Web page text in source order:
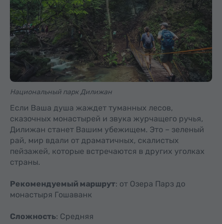
Национальный парк Дилижан
Если Ваша душа жаждет туманных лесов,
сказочных монастырей и звука журчащего ручья,
Дилижан станет Вашим убежищем. Это – зеленый
рай, мир вдали от драматичных, скалистых
пейзажей, которые встречаются в других уголках
страны.
Рекомендуемый маршрут: от Озера Парз до
монастыря Гошаванк
Сложность: Средняя